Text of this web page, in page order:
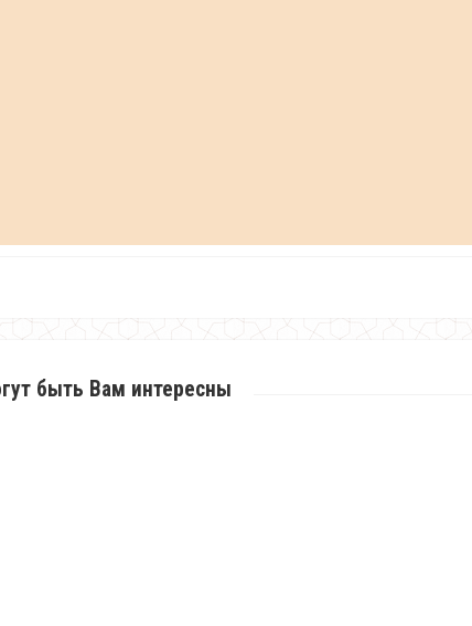
быть Вам интересны